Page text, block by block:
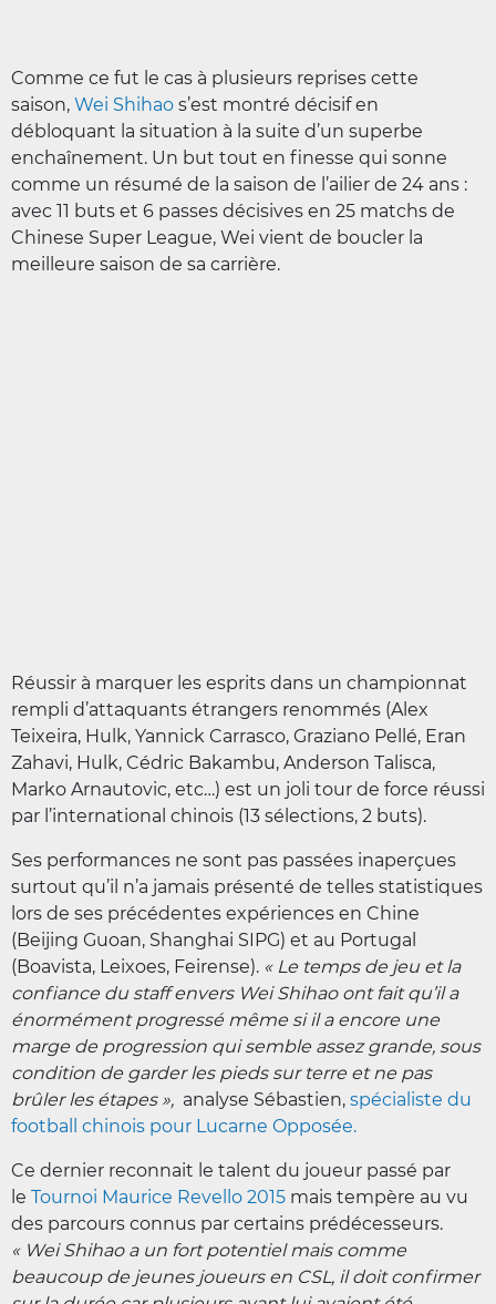
Comme ce fut le cas à plusieurs reprises cette
saison, Wei Shihao s’est montré décisif en
débloquant la situation à la suite d’un superbe
enchaînement. Un but tout en finesse qui sonne
comme un résumé de la saison de l’ailier de 24 ans :
avec 11 buts et 6 passes décisives en 25 matchs de
Chinese Super League, Wei vient de boucler la
meilleure saison de sa carrière.
Réussir à marquer les esprits dans un championnat
rempli d’attaquants étrangers renommés (Alex
Teixeira, Hulk, Yannick Carrasco, Graziano Pellé, Eran
Zahavi, Hulk, Cédric Bakambu, Anderson Talisca,
Marko Arnautovic, etc…) est un joli tour de force réussi
par l’international chinois (13 sélections, 2 buts).
Ses performances ne sont pas passées inaperçues
surtout qu’il n’a jamais présenté de telles statistiques
lors de ses précédentes expériences en Chine
(Beijing Guoan, Shanghai SIPG) et au Portugal
(Boavista, Leixoes, Feirense). « Le temps de jeu et la
confiance du staff envers Wei Shihao ont fait qu’il a
énormément progressé même si il a encore une
marge de progression qui semble assez grande, sous
condition de garder les pieds sur terre et ne pas
brûler les étapes », analyse Sébastien, spécialiste du
football chinois pour Lucarne Opposée.
Ce dernier reconnait le talent du joueur passé par
le Tournoi Maurice Revello 2015 mais tempère au vu
des parcours connus par certains prédécesseurs.
« Wei Shihao a un fort potentiel mais comme
beaucoup de jeunes joueurs en CSL, il doit confirmer